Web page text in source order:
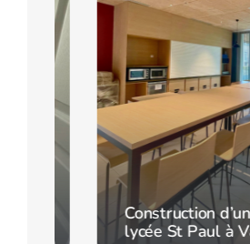
Construction d’un
lycée St Paul à Vannes